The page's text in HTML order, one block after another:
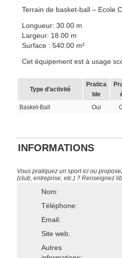
Terrain de basket-ball – Ecole
Longueur: 30.00 m
Largeur: 18.00 m
Surface : 540.00 m²
Cet équipement est à usage
Type d’activité
Pratica
ble
Basket-Ball Oui
INFORMATIONS
Vous pratiquez un sport ici ou
(club, entreprise, etc.) ? Renseignez
Nom:
Téléphone:
Email:
Site web:
Autres